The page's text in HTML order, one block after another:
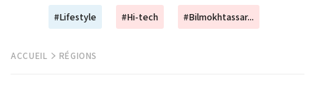
#Lifestyle #Hi-tech #Bilmokhtassar...
ACCUEIL RÉGIONS